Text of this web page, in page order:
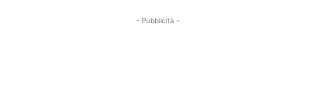
- Pubblicità -